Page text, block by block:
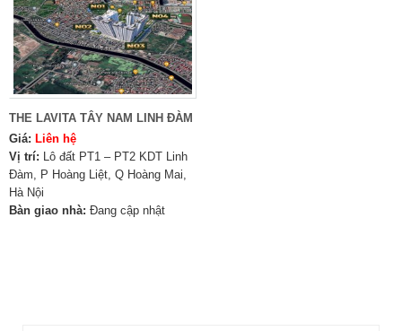
THE LAVITA TÂY NAM LINH ĐÀM
Giá: Liên hệ
Vị trí: Lô đất PT1 – PT2 KDT Linh
Đàm, P Hoàng Liệt, Q Hoàng Mai,
Hà Nội
Bàn giao nhà: Đang cập nhật